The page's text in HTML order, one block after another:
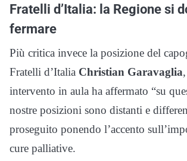
Fratelli d’Italia: la Regione si
fermare
Più critica invece la posizione del
Fratelli d’Italia Christian Garavaglia
intervento in aula ha affermato “su
nostre posizioni sono distanti e
proseguito ponendo l’accento
cure palliative.